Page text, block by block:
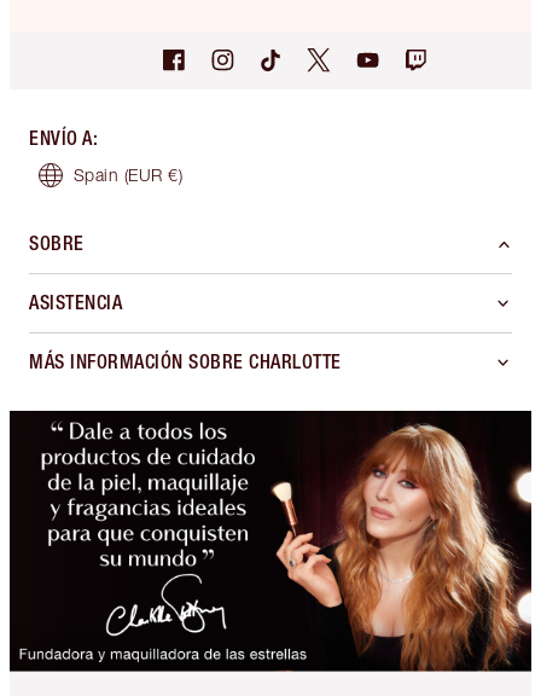
ENVÍO A:
Spain (EUR €)
SOBRE
ASISTENCIA
MÁS INFORMACIÓN SOBRE CHARLOTTE